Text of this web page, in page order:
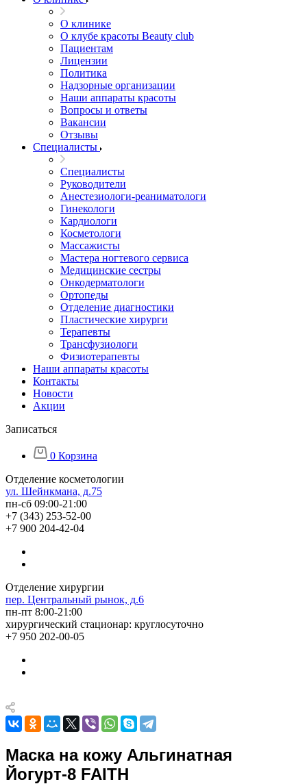
О клинике
О клубе красоты Beauty club
Пациентам
Лицензии
Политика
Надзорные организации
Наши аппараты красоты
Вопросы и ответы
Вакансии
Отзывы
Специалисты
Специалисты
Руководители
Анестезиологи-реаниматологи
Гинекологи
Кардиологи
Косметологи
Массажисты
Мастера ногтевого сервиса
Медицинские сестры
Онкодерматологи
Ортопеды
Отделение диагностики
Пластические хирурги
Терапевты
Трансфузиологи
Физиотерапевты
Наши аппараты красоты
Контакты
Новости
Акции
Записаться
0 Корзина
Отделение косметологии
ул. Шейнкмана, д.75
пн-сб 09:00-21:00
+7 (343) 253-52-00
+7 900 204-42-04
Отделение хирургии
пер. Центральный рынок, д.6
пн-пт 8:00-21:00
хирургический стационар: круглосуточно
+7 950 202-00-05
Маска на кожу Альгинатная
Йогурт-8 FAITH